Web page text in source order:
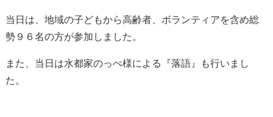
当日は、地域の子どもから高齢者、ボランティアを含め総
勢９６名の方が参加しました。
また、当日は水都家のっぺ様による『落語』も行いまし
た。